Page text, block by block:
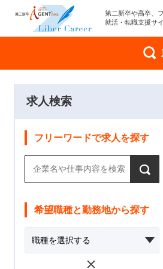
第二新卒や高卒、
就活・転職支援サ
求人検索
フリーワードで求人を探す
希望職種と勤務地から探す